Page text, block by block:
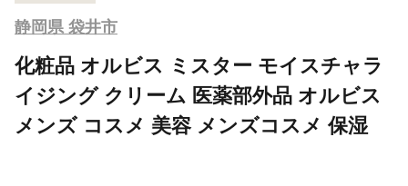
静岡県 袋井市
化粧品 オルビス ミスター モイスチャラ
イジング クリーム 医薬部外品 オルビス
メンズ コスメ 美容 メンズコスメ 保湿